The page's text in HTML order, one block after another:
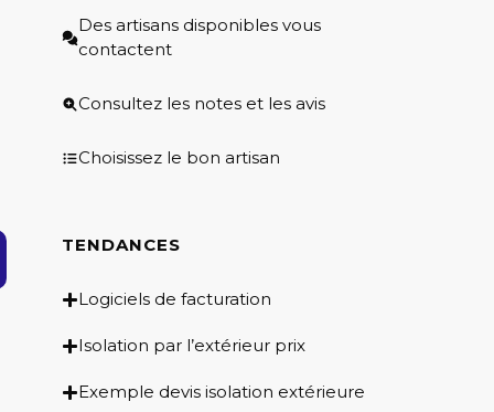
Des artisans disponibles vous
contactent
Consultez les notes et les avis
Choisissez le bon artisan
TENDANCES
Logiciels de facturation
Isolation par l’extérieur prix
Exemple devis isolation extérieure